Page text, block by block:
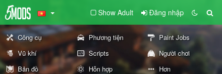
Show Adult Đăng nhập
Công cụ Phương tiện
Paint Jobs
Vũ khí
Scripts
Người chơi
Bản đồ
Hỗn hợp Hơn